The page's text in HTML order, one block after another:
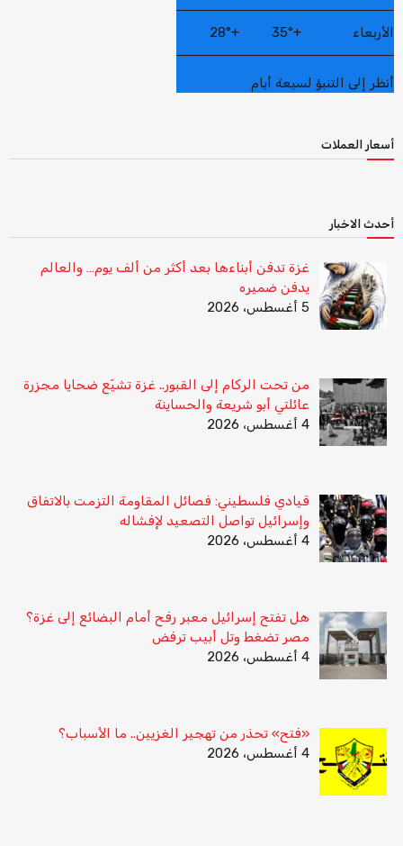
الأربعاء +
35°
+
28°
أنظر إلى التنبؤ لسبعة أيام
أسعار العملات
أحدث الاخبار
غزة تدفن أبناءها بعد أكثر من ألف يوم… والعالم
يدفن ضميره
5 أغسطس، 2026
من تحت الركام إلى القبور.. غزة تشيّع ضحايا مجزرة
عائلتي أبو شريعة والحساينة
4 أغسطس، 2026
قيادي فلسطيني: فصائل المقاومة التزمت بالاتفاق
وإسرائيل تواصل التصعيد لإفشاله
4 أغسطس، 2026
هل تفتح إسرائيل معبر رفح أمام البضائع إلى غزة؟
مصر تضغط وتل أبيب ترفض
4 أغسطس، 2026
«فتح» تحذر من تهجير الغزيين.. ما الأسباب؟
4 أغسطس، 2026